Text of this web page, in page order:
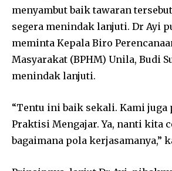
menyambut baik tawaran
segera menindak lanjuti. Dr Ayi
meminta Kepala Biro
Masyarakat (BPHM) Unila, Budi
menindak lanjuti.
“Tentu ini baik sekali. Kami juga
Praktisi Mengajar. Ya, nanti kita
bagaimana pola kerjasamanya,”